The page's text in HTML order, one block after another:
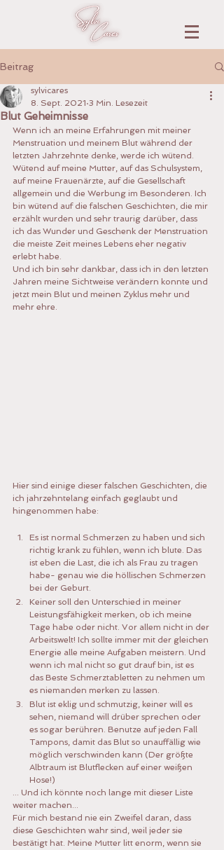
Beitrag
Blut Geheimnisse
sylvicares
8. Sept. 2021 3 Min. Lesezeit
Wenn ich an meine Erfahrungen mit meiner
Menstruation und meinem Blut während der
letzten Jahrzehnte denke, werde ich wütend.
Wütend auf meine Mutter, auf das Schulsystem,
auf meine Frauenärzte, auf die Gesellschaft
allgemein und die Werbung im Besonderen. Ich
bin wütend auf die falschen Geschichten, die mir
erzählt wurden und sehr traurig darüber, dass
ich das Wunder und Geschenk der Menstruation
die meiste Zeit meines Lebens eher negativ
erlebt habe.
Und ich bin sehr dankbar, dass ich in den letzten
Jahren meine Sichtweise verändern konnte und
jetzt mein Blut und meinen Zyklus mehr und
mehr ehre.
Hier sind einige dieser falschen Geschichten, die
ich jahrzehntelang einfach geglaubt und
hingenommen habe:
Es ist normal Schmerzen zu haben und sich
richtig krank zu fühlen, wenn ich blute. Das
ist eben die Last, die ich als Frau zu tragen
habe- genau wie die höllischen Schmerzen
bei der Geburt.
Keiner soll den Unterschied in meiner
Leistungsfähigkeit merken, ob ich meine
Tage habe oder nicht. Vor allem nicht in der
Arbeitswelt! Ich sollte immer mit der gleichen
Energie alle meine Aufgaben meistern. Und
wenn ich mal nicht so gut drauf bin, ist es
das Beste Schmerztabletten zu nehmen um
es niemanden merken zu lassen.
Blut ist eklig und schmutzig, keiner will es
sehen, niemand will drüber sprechen oder
es sogar berühren. Benutze auf jeden Fall
Tampons, damit das Blut so unauffällig wie
möglich verschwinden kann (Der größte
Albtraum ist Blutflecken auf einer weißen
Hose!)
... Und ich könnte noch lange mit dieser Liste
weiter machen...
Für mich bestand nie ein Zweifel daran, dass
diese Geschichten wahr sind, weil jeder sie
bestätigt hat. Meine Mutter litt enorm, wenn sie